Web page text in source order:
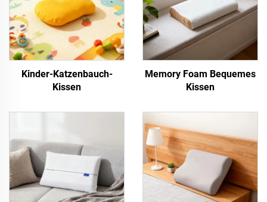
Kinder-Katzenbauch-
Kissen
Memory Foam Bequemes
Kissen